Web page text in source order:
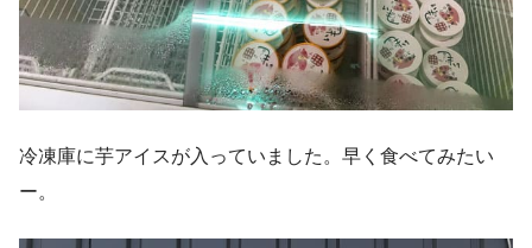
冷凍庫に芋アイスが入っていました。早く食べてみたい
ー。